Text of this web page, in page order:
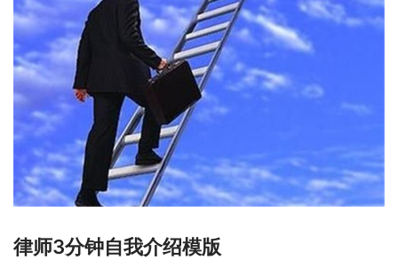
律师3分钟自我介绍模版